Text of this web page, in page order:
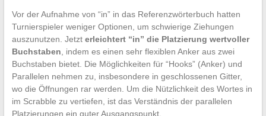
Vor der Aufnahme von “in” in das Referenzwörterbuch hatten
Turnierspieler weniger Optionen, um schwierige Ziehungen
auszunutzen. Jetzt erleichtert “in” die Platzierung wertvoller
Buchstaben , indem es einen sehr flexiblen Anker aus zwei
Buchstaben bietet. Die Möglichkeiten für “Hooks” (Anker) und
Parallelen nehmen zu, insbesondere in geschlossenen Gitter,
wo die Öffnungen rar werden. Um die Nützlichkeit des Wortes in
im Scrabble zu vertiefen, ist das Verständnis der parallelen
Platzierungen ein guter Ausgangspunkt.